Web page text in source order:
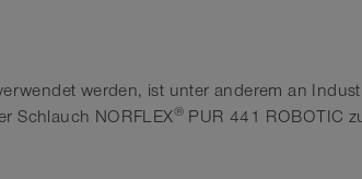
werden, ist unter anderem an
Schlauch NORFLEX® PUR 441 ROBOTIC